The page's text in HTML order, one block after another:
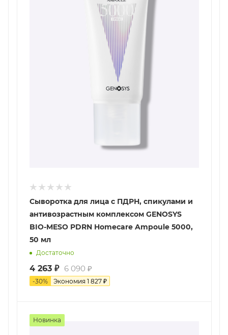
Сыворотка для лица с ПДРН, спикулами и
антивозрастным комплексом GENOSYS
BIO-MESO PDRN Homecare Ampoule 5000,
50 мл
Достаточно
4 263 ₽ 6 090 ₽
-30% Экономия 1 827 ₽
Новинка